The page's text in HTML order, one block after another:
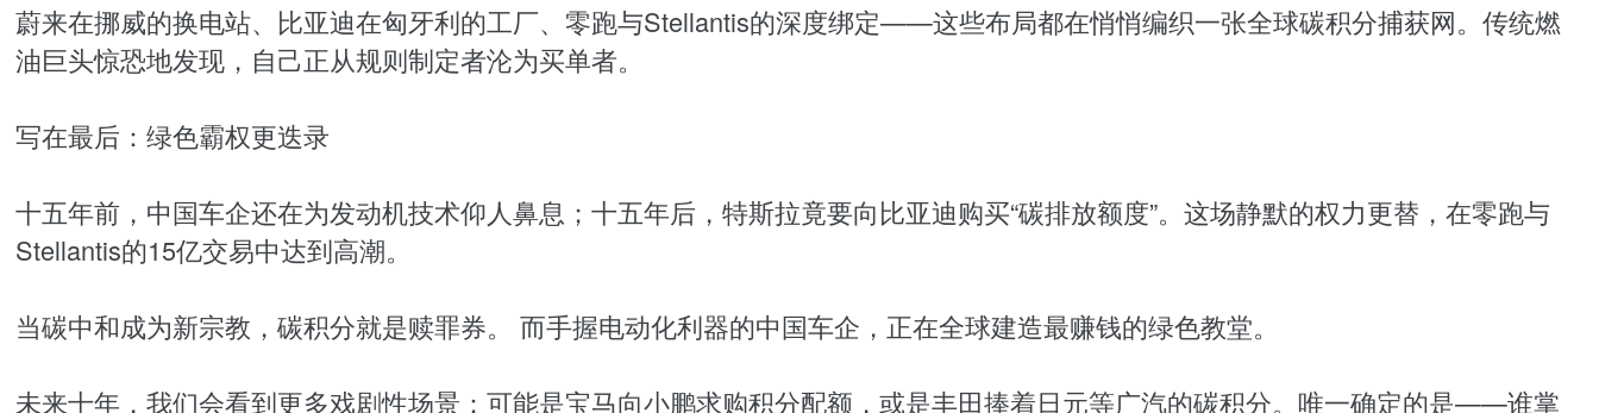
蔚来在挪威的换电站、比亚迪在匈牙利的工厂、零跑与Stellantis的深度绑定——这些布局都在悄悄编织一张全球碳积分捕获网。传统燃
油巨头惊恐地发现，自己正从规则制定者沦为买单者。
写在最后：绿色霸权更迭录
十五年前，中国车企还在为发动机技术仰人鼻息；十五年后，特斯拉竟要向比亚迪购买“碳排放额度”。这场静默的权力更替，在零跑与
Stellantis的15亿交易中达到高潮。
当碳中和成为新宗教，碳积分就是赎罪券。 而手握电动化利器的中国车企，正在全球建造最赚钱的绿色教堂。
未来十年，我们会看到更多戏剧性场景：可能是宝马向小鹏求购积分配额，或是丰田捧着日元等广汽的碳积分。唯一确定的是——谁掌